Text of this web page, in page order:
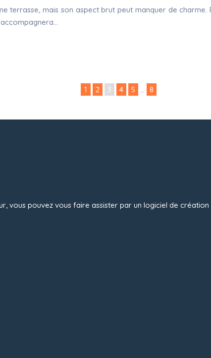
terrasse, mais son aspect brut peut manquer de
1 2 3 4 5 … 8
vous pouvez vous faire assister par un logiciel de création